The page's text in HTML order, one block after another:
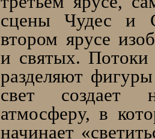
сцены Чудес и
втором ярусе
и святых. Потоки
разделяют
свет создает
атмосферу, в
начинает